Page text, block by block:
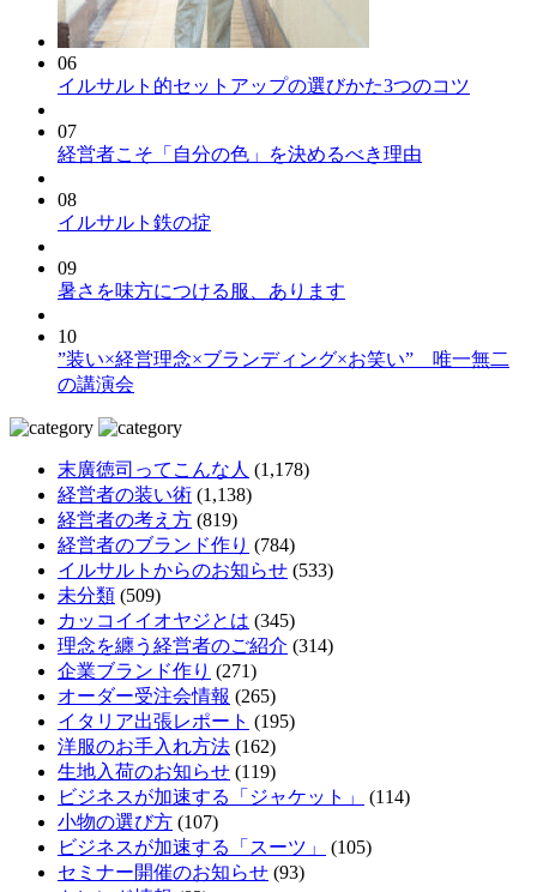
06
イルサルト的セットアップの選びかた3つのコツ
07
経営者こそ「自分の色」を決めるべき理由
08
イルサルト鉄の掟
09
暑さを味方につける服、あります
10
”装い×経営理念×ブランディング×お笑い” 唯一無二
の講演会
末廣徳司ってこんな人 (1,178)
経営者の装い術 (1,138)
経営者の考え方 (819)
経営者のブランド作り (784)
イルサルトからのお知らせ (533)
未分類 (509)
カッコイイオヤジとは (345)
理念を纏う経営者のご紹介 (314)
企業ブランド作り (271)
オーダー受注会情報 (265)
イタリア出張レポート (195)
洋服のお手入れ方法 (162)
生地入荷のお知らせ (119)
ビジネスが加速する「ジャケット」
(114)
小物の選び方 (107)
ビジネスが加速する「スーツ」
(105)
セミナー開催のお知らせ (93)